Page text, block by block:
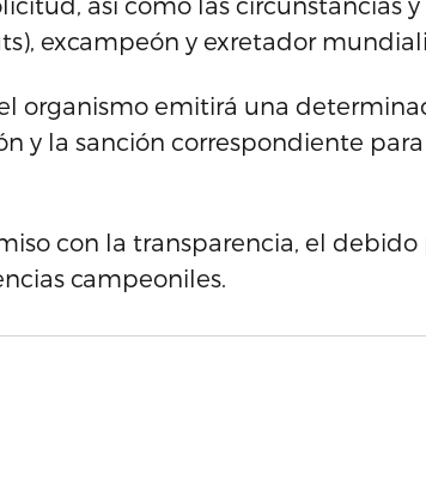
excampeón y exretador
organismo emitirá una
y la sanción correspondiente
con la transparencia, el debido
campeoniles.